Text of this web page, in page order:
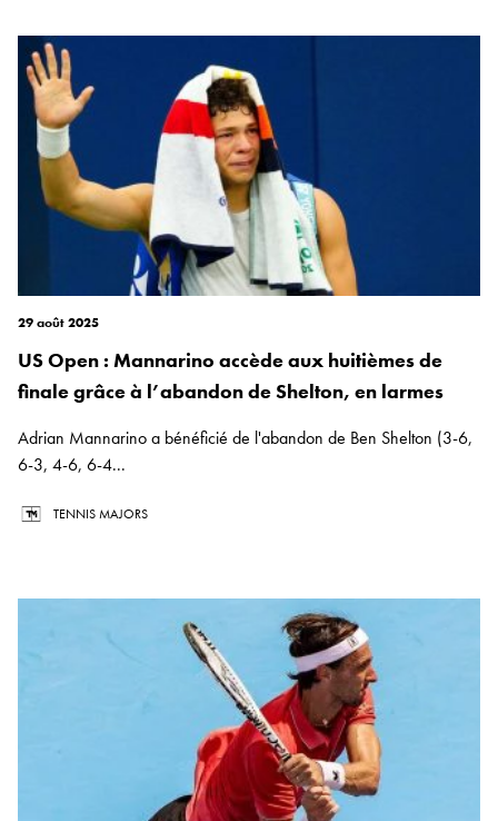
29 août 2025
US Open : Mannarino accède aux huitièmes de
finale grâce à l’abandon de Shelton, en larmes
Adrian Mannarino a bénéficié de l'abandon de Ben Shelton (3-6,
6-3, 4-6, 6-4...
TENNIS MAJORS